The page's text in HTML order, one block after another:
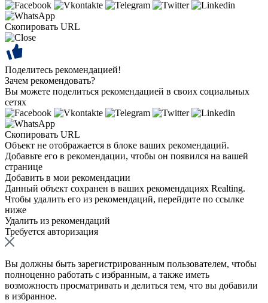
Скопировать URL
Поделитесь рекомендацией!
Зачем рекомендовать?
Вы можете поделиться рекомендацией в своих социальных
сетях
Скопировать URL
Объект не отображается в блоке ваших рекомендаций.
Добавьте его в рекомендации, чтобы он появился на вашей
странице
Добавить в мои рекомендации
Данный объект сохранен в ваших рекомендациях Realting.
Чтобы удалить его из рекомендаций, перейдите по ссылке
ниже
Удалить из рекомендаций
Требуется авторизация
Вы должны быть зарегистрированным пользователем, чтобы
полноценно работать с избранным, а также иметь
возможность просматривать и делиться тем, что вы добавили
в избранное.